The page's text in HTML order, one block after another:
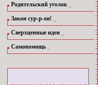
Родительский уголок
Закон сур-р-ов!
Сверхценные идеи
Самопомощь